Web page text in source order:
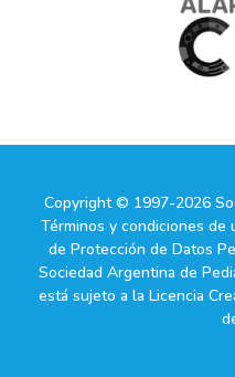
Copyright © 1997-2026
Términos y condiciones de
de Protección de Datos
Sociedad Argentina de
está sujeto a la Licencia